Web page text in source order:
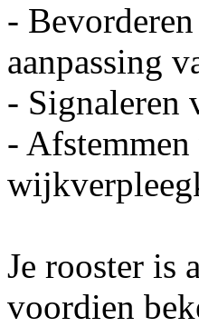
-
aanpassing
- Signaleren
-
Je rooster is
voordien